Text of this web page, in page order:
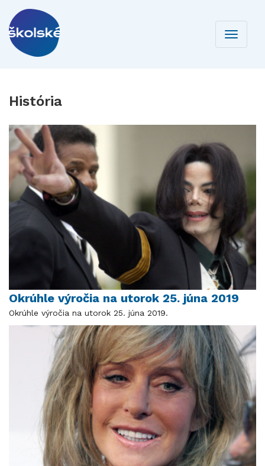
Toggle
História
Okrúhle výročia na utorok 25. júna 2019
Okrúhle výročia na utorok 25. júna 2019.